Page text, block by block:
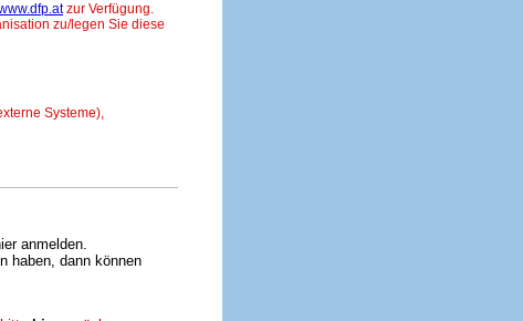
zur Verfügung.
zu/legen Sie diese
Systeme),
anmelden.
haben, dann können